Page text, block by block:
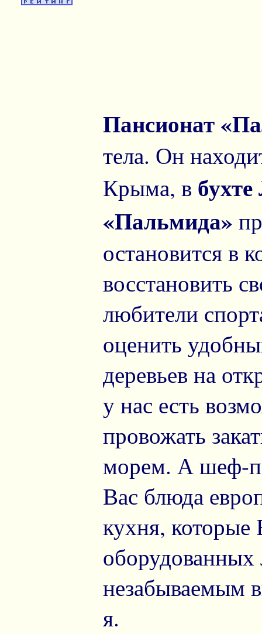
Пансионат
тела. Он
Крыма, в
«Пальмида»
остановится в
восстановить
любители
оценить
деревьев на
у нас есть
провожать
морем. А шеф-
Вас блюда
кухня, которые
незабываемым
я.